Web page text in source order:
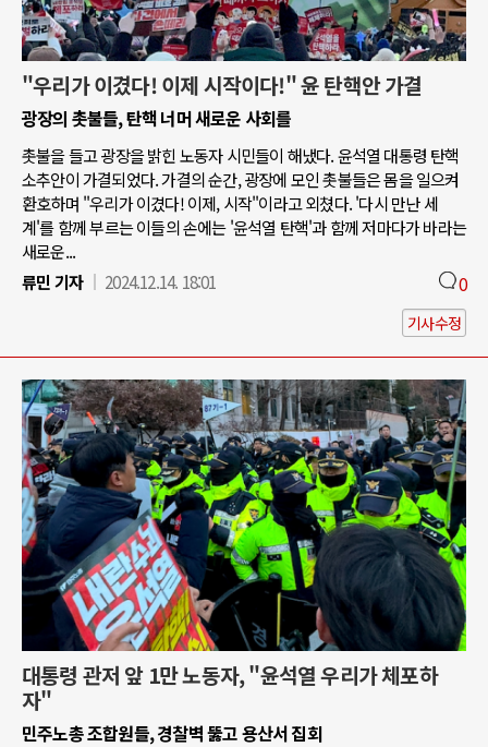
"우리가 이겼다! 이제 시작이다!" 윤 탄핵안 가결
광장의 촛불들, 탄핵 너머 새로운 사회를
촛불을 들고 광장을 밝힌 노동자 시민들이 해냈다. 윤석열 대통령 탄핵
소추안이 가결되었다. 가결의 순간, 광장에 모인 촛불들은 몸을 일으켜
환호하며 "우리가 이겼다! 이제, 시작"이라고 외쳤다. '다시 만난 세
계'를 함께 부르는 이들의 손에는 '윤석열 탄핵'과 함께 저마다가 바라는
새로운...
류민 기자
2024.12.14. 18:01 0
기사수정
대통령 관저 앞 1만 노동자, "윤석열 우리가 체포하
자"
민주노총 조합원들, 경찰벽 뚫고 용산서 집회